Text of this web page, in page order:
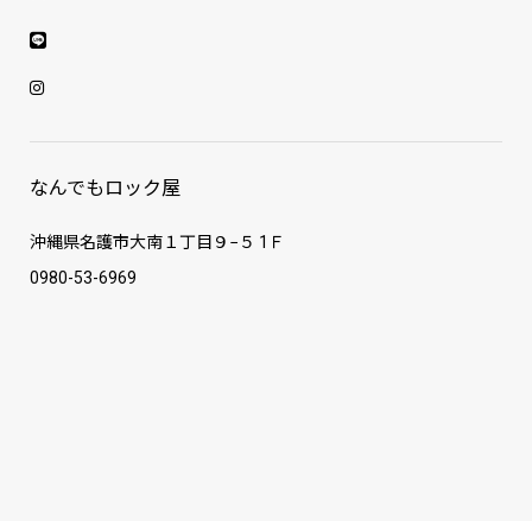
なんでもロック屋
沖縄県名護市大南１丁目９−５ 1Ｆ
0980-53-6969